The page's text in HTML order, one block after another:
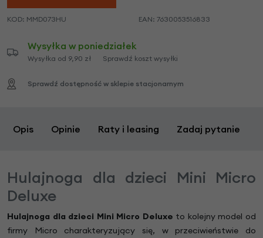
KOD: MMD073HU EAN: 7630053516833
Wysyłka w poniedziałek
Wysyłka od 9,90 zł Sprawdź koszt wysyłki
Sprawdź dostępność w sklepie stacjonarnym
Opis Opinie Raty i leasing Zadaj pytanie
Hulajnoga dla dzieci Mini Micro
Deluxe
Hulajnoga dla dzieci Mini Micro Deluxe to kolejny model od
firmy Micro charakteryzujący się, w przeciwieństwie do